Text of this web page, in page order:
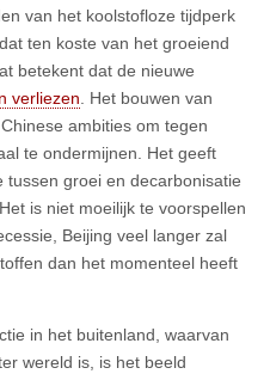
van het koolstofloze tijdperk
ten koste van het groeiend
betekent dat de nieuwe
verliezen. Het bouwen van
ambities om tegen
te ondermijnen. Het geeft
groei en decarbonisatie
is niet moeilijk te voorspellen
Beijing veel langer zal
dan het momenteel heeft
in het buitenland, waarvan
wereld is, is het beeld